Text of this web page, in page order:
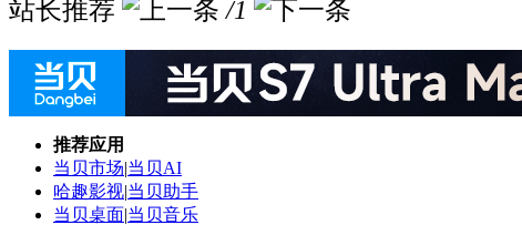
站长推荐 /1
推荐应用
当贝市场|当贝AI
哈趣影视|当贝助手
当贝桌面|当贝音乐